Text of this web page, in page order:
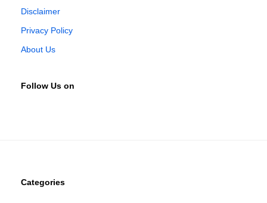
Disclaimer
Privacy Policy
About Us
Follow Us on
Categories